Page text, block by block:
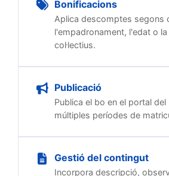
Bonificacions
Aplica descomptes segons
l'empadronament, l'edat o
col·lectius.
Publicació
Publica el bo en el portal del
múltiples períodes de
Gestió del contingut
Incorpora descripció,